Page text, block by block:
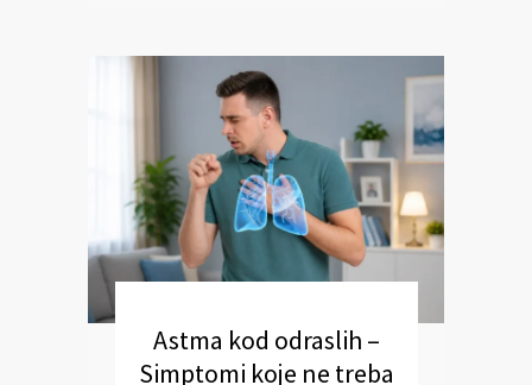
Astma kod odraslih –
Simptomi koje ne treba